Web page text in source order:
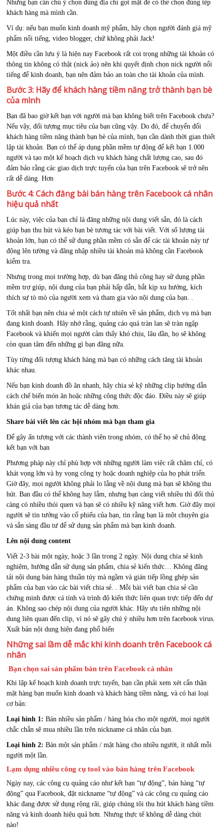
Nhưng bạn cần chú ý chọn đúng địa chỉ gọt mặt để có thể chọn đúng tệp
khách hàng mà mình cần.
Ví dụ: nếu bạn muốn kinh doanh mỹ phẩm, hãy chọn người đánh giá mỹ
phẩm nổi tiếng, video blogger, chứ không phải Jack!
Một điều cần lưu ý là hiện nay Facebook rất coi trọng những tài khoản có
thông tin không có thật (nick ảo) nên khi quyết định chọn nick người nổi
tiếng để kinh doanh, bạn nên đảm bảo an toàn cho tài khoản của mình.
Bước 3: Hãy để khách hàng tiềm năng trở thành bạn bè
của mình
Bạn đã bao giờ kết bạn với người mà bạn không biết trên Facebook chưa?
Nếu vậy, đối tượng mục tiêu của bạn cũng vậy. Do đó, để chuyển đổi
khách hàng tiềm năng thành bạn bè của mình, bạn cần dành thời gian thiết
lập tài khoản. Bạn có thể áp dụng phần mềm tự động để kết bạn 1.000
người và tạo một kế hoạch dịch vụ khách hàng chất lượng cao, sau đó
đảm bảo rằng các giao dịch trực tuyến của bạn trên Facebook sẽ trở nên
rất dễ dàng. Hơn
Bước 4: Cách đăng bài bán hàng trên Facebook cá nhân
hiệu quả nhất
Lúc này, việc của bạn chỉ là đăng những nội dung viết sẵn, đó là cách
giúp bạn thu hút và kéo bạn bè tương tác với bài viết. Với số lượng tài
khoản lớn, bạn có thể sử dụng phần mềm có sẵn để các tài khoản này tự
động lên tường và đăng nhập nhiều tài khoản mà không cần Facebook
kiểm tra.
Nhưng trong mọi trường hợp, dù bạn đăng thủ công hay sử dụng phần
mềm trợ giúp, nội dung của bạn phải hấp dẫn, bắt kịp xu hướng, kích
thích sự tò mò của người xem và tham gia vào nội dung của bạn. .
Tốt nhất bạn nên chia sẻ một cách tự nhiên về sản phẩm, dịch vụ mà bạn
đang kinh doanh. Hãy nhớ rằng, quảng cáo quá tràn lan sẽ tràn ngập
Facebook và khiến mọi người cảm thấy khó chịu, lâu dần, họ sẽ không
còn quan tâm đến những gì bạn đăng nữa.
Tùy từng đối tượng khách hàng mà bạn có những cách tăng tài khoản
khác nhau.
Nếu bạn kinh doanh đồ ăn nhanh, hãy chia sẻ kỹ những clip hướng dẫn
cách chế biến món ăn hoặc những công thức độc đáo. Điều này sẽ giúp
khán giả của bạn tương tác dễ dàng hơn.
Share bài viết lên các hội nhóm mà bạn tham gia
Để gây ấn tượng với các thành viên trong nhóm, có thể họ sẽ chủ động
kết bạn với bạn
Phương pháp này chỉ phù hợp với những người làm việc rất chăm chỉ, có
khát vọng lớn và hy vọng công ty hoặc doanh nghiệp của họ phát triển.
Giờ đây, mọi người không phải lo lắng về nội dung mà bạn sẽ không thu
hút. Ban đầu có thể không hay lắm, nhưng bạn càng viết nhiều thì đối thủ
càng có nhiều thói quen và bạn sẽ có nhiều kỹ năng viết hơn. Giờ đây mọi
người sẽ tin tưởng vào cổ phiếu của bạn, tin rằng bạn là một chuyên gia
và sẵn sàng đầu tư để sử dụng sản phẩm mà bạn kinh doanh.
Lên nội dung content
Viết 2-3 bài một ngày, hoặc 3 lần trong 2 ngày. Nội dung chia sẻ kinh
nghiệm, hướng dẫn sử dụng sản phẩm, chia sẻ kiến ​​thức… Không đăng
tải nội dung bán hàng thuần túy mà ngầm và gián tiếp lồng ghép sản
phẩm của bạn vào các bài viết chia sẻ. . Mỗi bài viết bạn chia sẻ cần
chứng minh được cá tính và trình độ kiến ​​thức liên quan trực tiếp đến dự
án. Không sao chép nội dung của người khác. Hãy ưu tiên những nội
dung liên quan đến clip, vì nó sẽ gây chú ý nhiều hơn trên facebook virus.
Xuất bản nội dung hiện đang phổ biến
Những sai lầm dễ mắc khi kinh doanh trên Facebook cá
nhân
Bạn chọn sai sản phẩm bán trên Facebook cá nhân
Khi lập kế hoạch kinh doanh trực tuyến, bạn cần phải xem xét cẩn thận
mặt hàng bạn muốn kinh doanh và khách hàng tiềm năng, và có hai loại
cơ bản:
Loại hình 1: Bán nhiều sản phẩm / hàng hóa cho một người, mọi người
chắc chắn sẽ mua nhiều lần trên nickname cá nhân của bạn.
Loại hình 2: Bán một sản phẩm / mặt hàng cho nhiều người, ít nhất mỗi
người một lần.
Lạm dụng nhiều công cụ tool vào bán hàng trên Facebook
Ngày nay, các công cụ quảng cáo như kết bạn “tự động”, bán hàng “tự
động” qua Facebook, đặt nickname “tự động” và các công cụ quảng cáo
khác đang được sử dụng rộng rãi, giúp chúng tôi thu hút khách hàng tiềm
năng và kinh doanh hiệu quả hơn. Nhưng thực tế không dễ dàng chút
nào!